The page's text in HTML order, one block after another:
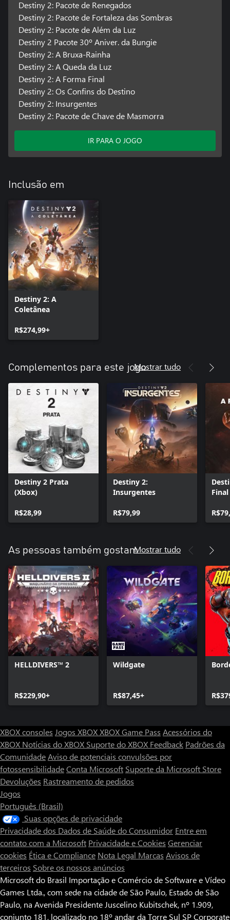
as marcas registradas da Bungie, Inc. Publicado e distribuído pela
Bungie, Inc.
Destiny 2: Pacote de Renegados
Destiny 2: Pacote de Fortaleza das Sombras
Destiny 2: Pacote de Além da Luz
Destiny 2 Pacote 30º Aniver. da Bungie
Destiny 2: A Bruxa-Rainha
Destiny 2: A Queda da Luz
Destiny 2: A Forma Final
Destiny 2: Os Confins do Destino
Destiny 2: Insurgentes
Destiny 2: Pacote de Chave de Masmorra
IR PARA O JOGO
Inclusão em
Destiny 2: A
Coletânea
R$274,99+
Complementos para este jogoMostrar tudo
Destiny 2 Prata
(Xbox)
R$28,99
Destiny 2:
Insurgentes
R$79,99
Final
As pessoas também gostamMostrar tudo
HELLDIVERS™ 2
R$229,90+
Wildgate
R$87,45+
XBOX consoles Jogos XBOXXBOX Game Pass Acessórios do
XBOX Notícias do XBOX Suporte do XBOX Feedback Padrões da
ComunidadeAviso de potenciais convulsões por
fotossensibilidadeConta Microsoft Suporte da Microsoft Store
Devoluções Rastreamento de pedidos
Jogos
Português (Brasil)
Suas opções de privacidade
Privacidade dos Dados de Saúde do Consumidor Entre em
contato com a Microsoft Privacidade e Cookies Gerenciar
cookies Ética e Compliance Nota Legal Marcas Avisos de
terceiros Sobre os nossos anúncios
Microsoft do Brasil Importação e Comércio de Software e Vídeo
Games Ltda., com sede na cidade de São Paulo, Estado de São
Paulo, na Avenida Presidente Juscelino Kubitschek, nº 1.909,
conjunto 181, localizado no 18º andar da Torre Sul SP Corporate